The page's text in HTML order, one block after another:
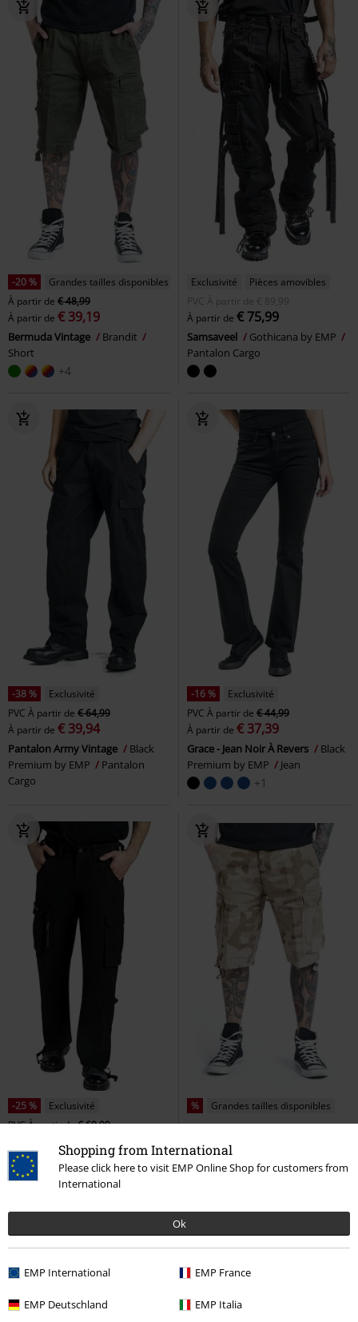
Shopping from International
Please click here to visit EMP Online Shop for customers from
International
Ok
EMP International EMP France
EMP Deutschland EMP Italia
-20 %
Grandes tailles disponibles
À partir de € 48,99
À partir de € 39,19
Bermuda Vintage
Brandit
Short
+4
Exclusivité
Pièces amovibles
PVC
À partir de € 89,99
À partir de € 75,99
Samsaveel
Gothicana by EMP
Pantalon Cargo
-38 %
Exclusivité
PVC À partir de € 64,99
À partir de € 39,94
Pantalon Army Vintage
Black
Premium by EMP
Pantalon
Cargo
-16 %
Exclusivité
PVC À partir de € 44,99
À partir de € 37,39
Grace - Jean Noir À Revers
Black
Premium by EMP
Jean
+1
-25 %
Exclusivité
PVCÀ partir de€ 69,99
€ 51,99
Pantalon Army Vintage
Black
Premium by EMP
Pantalon
% Grandes tailles disponibles
À partir de
Bermuda Vintage
Short